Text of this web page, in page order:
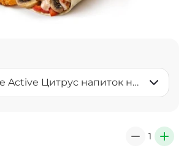
Aqua Minerale Active Цитрус напиток негазированный 0,5 л
1 +